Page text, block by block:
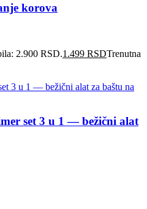
korova
2.900 RSD.1.499 RSDTrenutna
set 3 u 1 — bežični alat